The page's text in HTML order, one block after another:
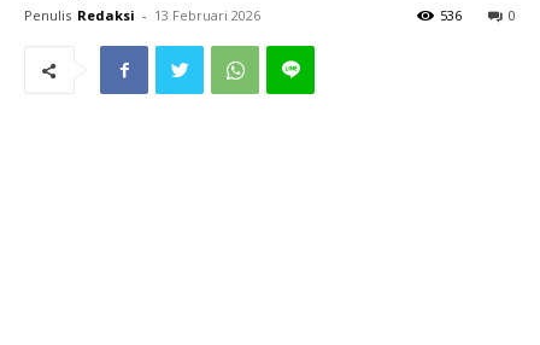
Penulis Redaksi - 13 Februari 2026 0
536